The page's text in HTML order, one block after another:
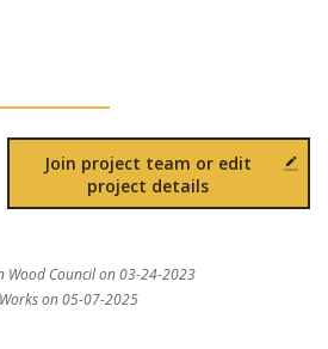
Join project team or edit
project details
Wood Council on 03-24-2023
on 05-07-2025